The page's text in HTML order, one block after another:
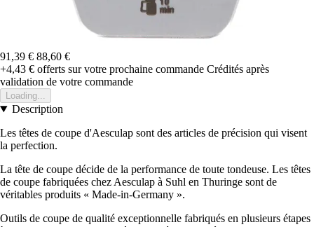
91,39 € 88,60 €
+4,43 € offerts sur votre prochaine commande Crédités après
validation de votre commande
Loading...
Description
Les têtes de coupe d'Aesculap sont des articles de précision qui visent
la perfection.
La tête de coupe décide de la performance de toute tondeuse. Les têtes
de coupe fabriquées chez Aesculap à Suhl en Thuringe sont de
véritables produits « Made-in-Germany ».
Outils de coupe de qualité exceptionnelle fabriqués en plusieurs étapes